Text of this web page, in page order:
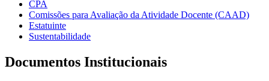
CPA
Comissões para Avaliação da Atividade Docente (CAAD)
Estatuinte
Sustentabilidade
Documentos Institucionais